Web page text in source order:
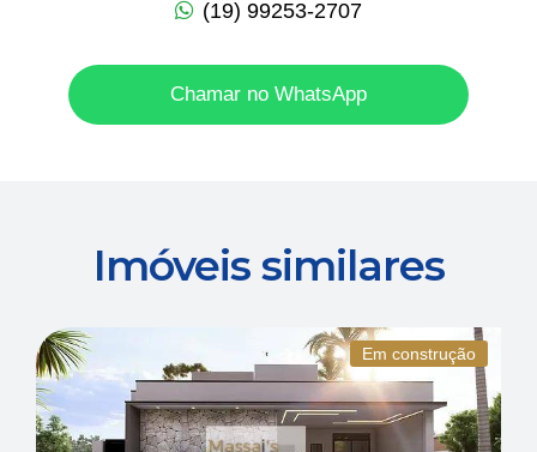
(19) 99253-2707
Chamar no WhatsApp
Imóveis similares
Em construção